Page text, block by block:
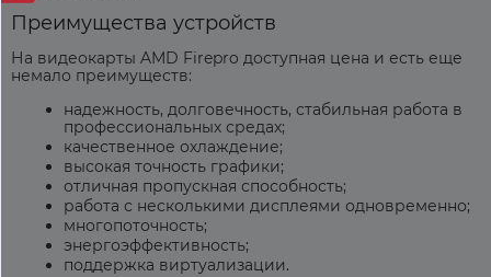
Преимущества устройств
На видеокарты AMD Firepro доступная цена и есть еще
немало преимуществ:
надежность, долговечность, стабильная работа в
профессиональных средах;
качественное охлаждение;
высокая точность графики;
отличная пропускная способность;
работа с несколькими дисплеями одновременно;
многопоточность;
энергоэффективность;
поддержка виртуализации.